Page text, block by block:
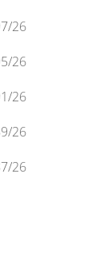
26
26
26
26
26